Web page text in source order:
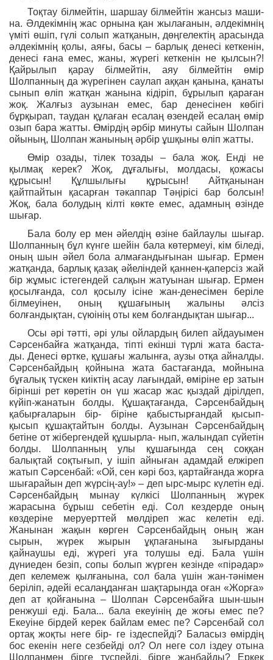
Тоқтау білмейтін, шаршау білмейтін жансыз маши-
на. Әлдекімнің жас орнына қан жылағанын, әлдекімнің
үміті өшіп, гүлі солып жатқанын, дөңгелектің арасында
әлдекімнің қолы, аяғы, басы – барлық денесі кеткенін,
денесі ғана емес, жаны, жүрегі кеткенін не қылсын?!
Қайрылып қарау білмейтін, аяу білмейтін өмір
Шолпанның да жүрегінен саулап аққан қанына, қанаты
сынып өліп жатқан жанына кідіріп, бұрылып қараған
жоқ. Жалғыз аузынан емес, бар денесінен көбігі
бұрқырап, таудан құлаған есалаң өзендей есалаң өмір
озып бара жатты. Өмірдің әрбір минуты сайын Шолпан
ойының, Шолпан жанының әрбір ұшқыны өліп жатты.
Өмір озады, тілек тозады – бала жоқ. Енді не
қылмақ керек? Жоқ, дұғалығы, молдасы, қожасы
құрысын! Құлшылығы құрысын! Айтқанынан
қайтпайтын қасарған тәкаппар Тәңірісі бар болсын!
Жоқ, бала болудың кілті көкте емес, адамның өзінде
шығар.
Бала болу ер мен әйелдің өзіне байлаулы шығар.
Шолпанның бұл күнге шейін бала көтермеуі, кім біледі,
оның шын әйел бола алмағандығынан шығар. Ермен
жатқанда, барлық қазақ әйеліндей қаннен-қаперсіз жай
бір жұмыс істегендей салқын жатуынан шығар. Ермен
қосылғанда, сол қосылу ісіне жан-денесімен беріле
білмеуінен, оның құшағының жалыны әлсіз
болғандықтан, сүюінің оты кем болғандықтан шығар...
Осы әрі тәтті, әрі улы ойлардың билеп айдауымен
Сәрсенбайға жатқанда, тіпті екінші түрлі жата баста-
ды. Денесі өртке, құшағы жалынға, аузы отқа айналды.
Сәрсенбайдың қойнына жата бастағанда, мойнына
бұғалық түскен киіктің асау лағындай, өміріне ер затын
бірінші рет көретін он үш жасар жас қыздай дірілдеп,
күйіп-жанатын болды. Құшақтағанда, Сәрсенбайдың
қабырғаларын бір- біріне қабыстырғандай қысып-
қысып құшақтайтын болды. Аузынан Сәрсенбайдың
бетіне от жібергендей құшырла- нып, жалындап сүйетін
болды. Шолпанның улы құшағында сең соққан
балықтай соқтығып, у ішіп айныған адамдай елжіреп
жатып Сәрсенбай: «Ой, сен кәрі боз, қартайғанда жорға
шығарайын деп жүрсің-ау!» – деп ырс-мырс күлетін еді.
Сәрсенбайдың мынау күлкісі Шолпанның жүрек
жарасына бұрыш себетін еді. Сол кездерде оның
көздеріне меруерттей мөлдіреп жас келетін еді.
Жанынан жақын көрген Сәрсенбайдың оның жан
сырын, жүрек жырын ұқпағанына зығырданы
қайнаушы еді, жүрегі уға толушы еді. Бала үшін
дүниеден безіп, сопы болып жүрген кезінде «пірәдар»
деп келемеж қылғанына, сол бала үшін жан-тәнімен
беріліп, әдейі есалаңданған шақтарында оған «Жорға»
деп ат қойғанына – Шолпан Сәрсенбайға шын-шын
ренжуші еді. Бала... бала екеуінің де жоғы емес пе?
Екеуіне бірдей керек байлам емес пе? Сәрсенбай сол
ортақ жоқты неге бір- ге іздеспейді? Баласыз өмірдің
бос екенін неге сезбейді ол? Ол неге сол іздеу отына
Шолпанмен бірге түспейді, бірге жанбайды? Еркек